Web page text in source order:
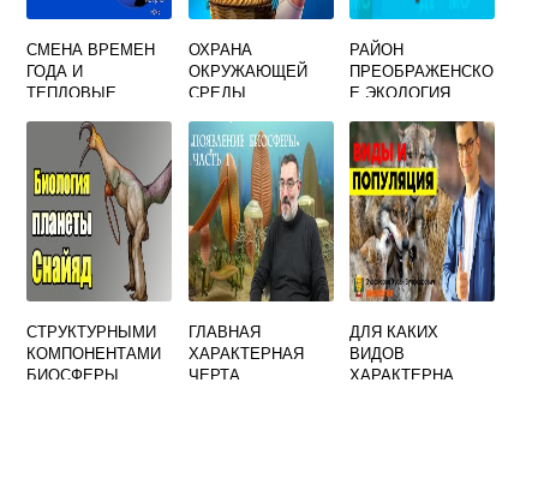
СМЕНА ВРЕМЕН
ГОДА И
ТЕПЛОВЫЕ
ПОЯСА НА ЗЕМЛЕ
ОХРАНА
ОКРУЖАЮЩЕЙ
СРЕДЫ
РАЙОН
ПРЕОБРАЖЕНСКО
Е ЭКОЛОГИЯ
СТРУКТУРНЫМИ
КОМПОНЕНТАМИ
БИОСФЕРЫ
ГЛАВНАЯ
ХАРАКТЕРНАЯ
ЧЕРТА
ДЛЯ КАКИХ
ВИДОВ
ХАРАКТЕРНА